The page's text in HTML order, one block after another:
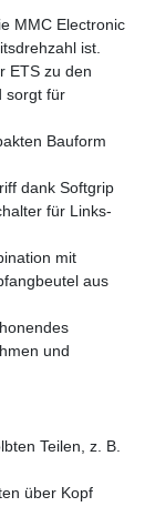
MMC Electronic
ist.
ETS zu den
sorgt für
Bauform
dank Softgrip
für Links-
mit
aus
und
Teilen, z. B.
über Kopf